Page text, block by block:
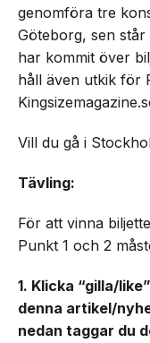
genomföra tre
Göteborg, sen
har kommit över
håll även utkik för
Vill du gå i
Tävling:
För att vinna
Punkt 1 och 2
1. Klicka “gilla/
denna artikel/
nedan taggar du